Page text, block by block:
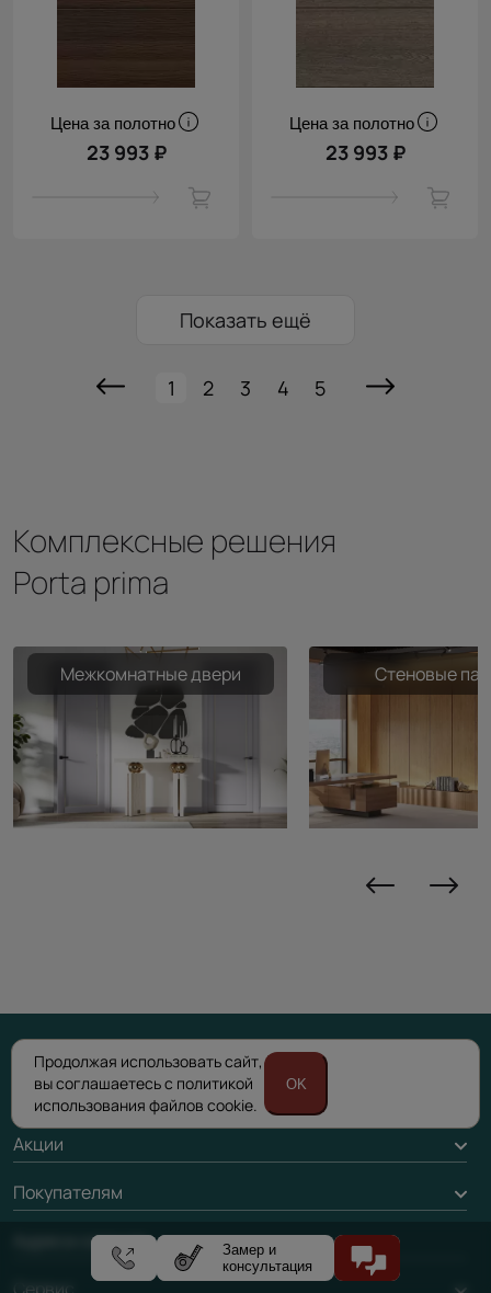
Цена за полотно
23 993 ₽
Цена за полотно
23 993 ₽
Показать ещё
1 2 3 4 5
Комплексные решения
Porta prima
Межкомнатные двери Стеновые
Каталог
Межкомнатные двери
Межкомнатные перегородки
Алюминиевые двери
Стеновые панели
Акции
Акции компании
Покупателям
Адреса салонов
Замер и
консультация
Продолжая использовать сайт,
вы соглашаетесь с политикой
использования файлов cookie.
OK